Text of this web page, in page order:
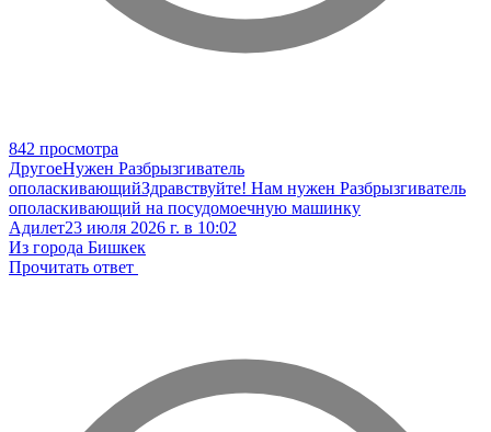
842 просмотра
ДругоеНужен Разбрызгиватель
ополаскивающийЗдравствуйте! Нам нужен Разбрызгиватель
ополаскивающий на посудомоечную машинку
Адилет23 июля 2026 г. в 10:02
Из города Бишкек
Прочитать ответ